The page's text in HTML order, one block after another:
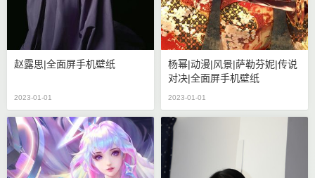
赵露思|全面屏手机壁纸
2023-01-01
杨幂|动漫|风景|萨勒芬妮|传说
对决|全面屏手机壁纸
2023-01-01